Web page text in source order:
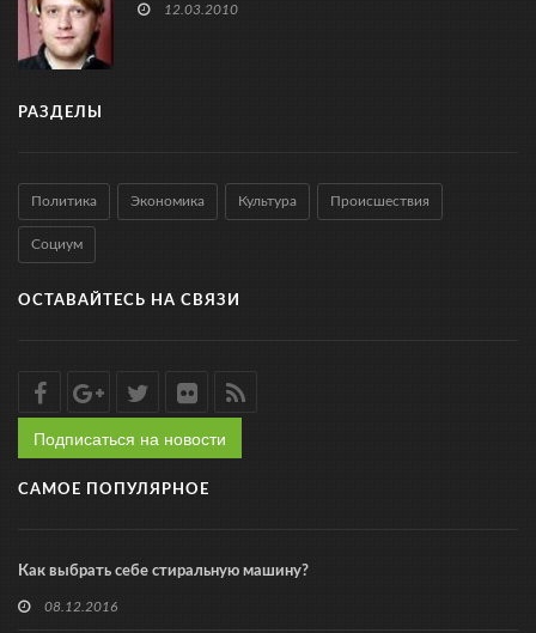
12.03.2010
РАЗДЕЛЫ
Политика Экономика Культура Происшествия
Социум
ОСТАВАЙТЕСЬ НА СВЯЗИ
Подписаться на новости
САМОЕ ПОПУЛЯРНОЕ
Как выбрать себе стиральную машину?
08.12.2016